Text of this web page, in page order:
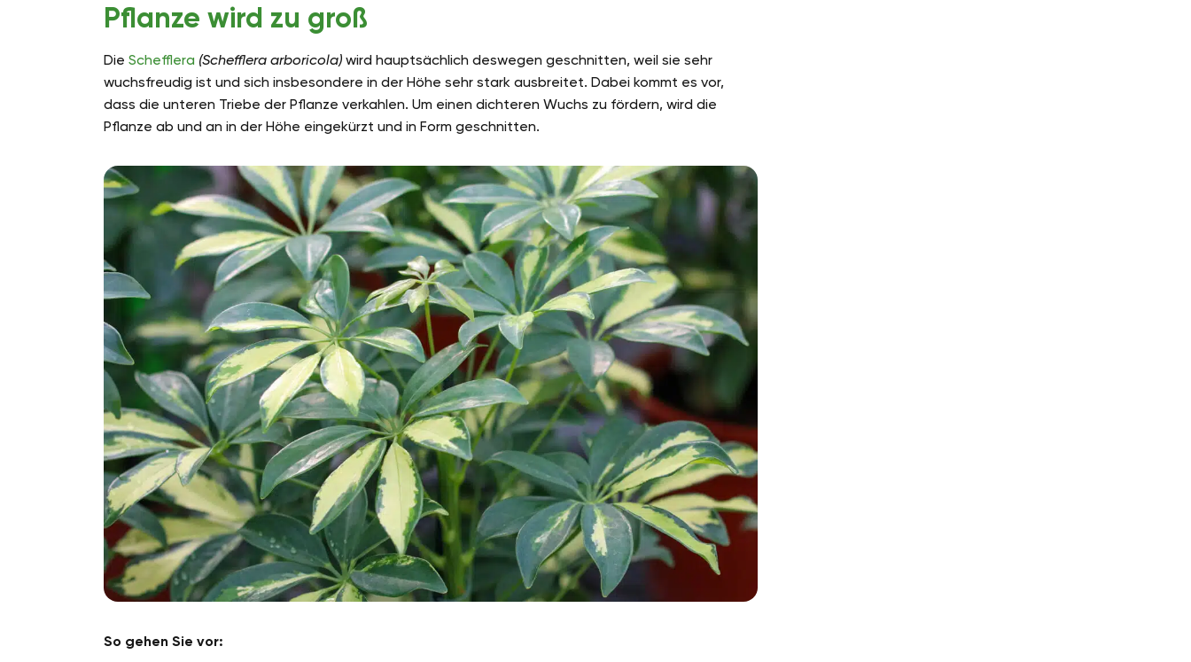
Pflanze wird zu groß
Die Schefflera (Schefflera arboricola) wird hauptsächlich deswegen geschnitten, weil sie sehr
wuchsfreudig ist und sich insbesondere in der Höhe sehr stark ausbreitet. Dabei kommt es vor,
dass die unteren Triebe der Pflanze verkahlen. Um einen dichteren Wuchs zu fördern, wird die
Pflanze ab und an in der Höhe eingekürzt und in Form geschnitten.
So gehen Sie vor: